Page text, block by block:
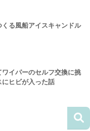
くる風船アイスキャンドル
ワイパーのセルフ交換に挑
ヒビが入った話